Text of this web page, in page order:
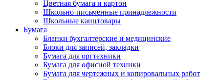
Цветная бумага и картон
Школьно-письменные принадлежности
Школьные канцтовары
Бумага
Бланки бухгалтерские и медицинские
Блоки для записей, закладки
Бумага для оргтехники
Бумага для офисной техники
Бумага для чертежных и копировальных работ